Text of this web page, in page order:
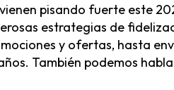
pisando fuerte este
estrategias de
y ofertas, hasta
También podemos